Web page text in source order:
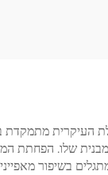
העיקרית
פגיעה בתכונות המכאניות או
בשיפור